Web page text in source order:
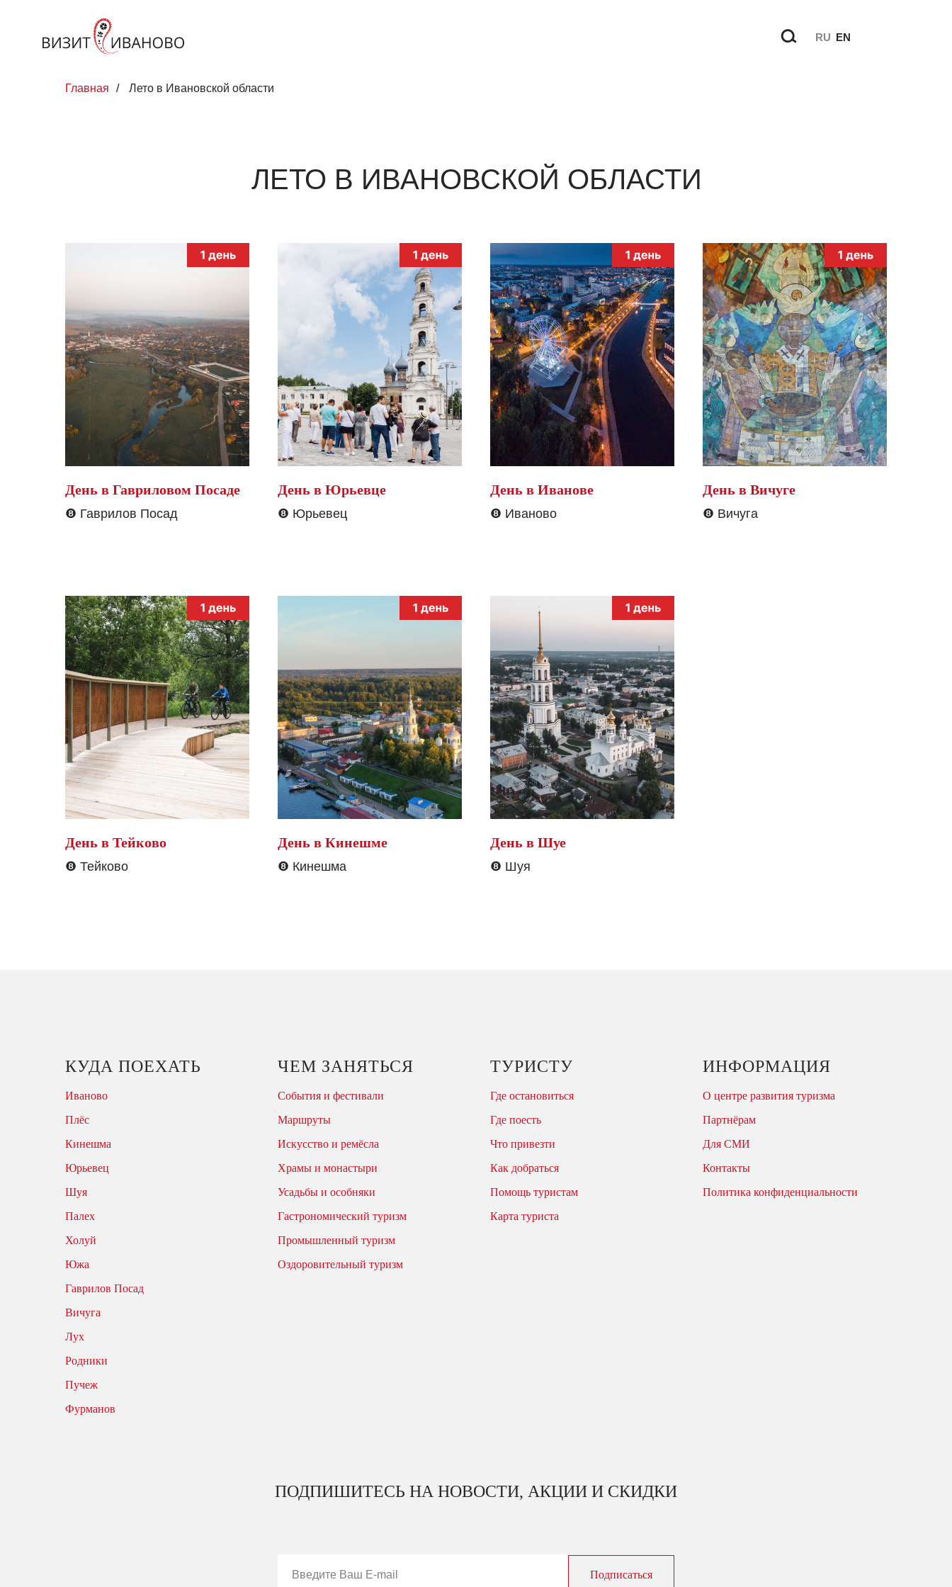
EN
RU
Главная / Лето в Ивановской области
ЛЕТО В ИВАНОВСКОЙ ОБЛАСТИ
День в Гавриловом Посаде
❽ Гаврилов Посад
День в Юрьевце
❽ Юрьевец
День в Иванове
❽ Иваново
День в Вичуге
❽ Вичуга
День в Тейково
❽ Тейково
День в Кинешме
❽ Кинешма
День в Шуе
❽ Шуя
КУДА ПОЕХАТЬ
Иваново
Плёс
Кинешма
Юрьевец
Шуя
Палех
Холуй
Южа
Гаврилов Посад
Вичуга
Лух
Родники
Пучеж
Фурманов
ЧЕМ ЗАНЯТЬСЯ
События и фестивали
Маршруты
Искусство и ремёсла
Храмы и монастыри
Усадьбы и особняки
Гастрономический туризм
Промышленный туризм
Оздоровительный туризм
ТУРИСТУ
Где остановиться
Где поесть
Что привезти
Как добраться
Помощь туристам
Карта туриста
ИНФОРМАЦИЯ
О центре развития туризма
Партнёрам
Для СМИ
Контакты
Политика конфиденциальности
ПОДПИШИТЕСЬ НА НОВОСТИ, АКЦИИ И СКИДКИ
Подписаться